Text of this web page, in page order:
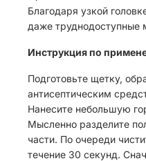
Благодаря узкой
даже труднодоступные
Инструкция по
Подготовьте щетку,
антисептическим
Нанесите небольшую
Мысленно разделите
части. По очереди
течение 30 секунд.